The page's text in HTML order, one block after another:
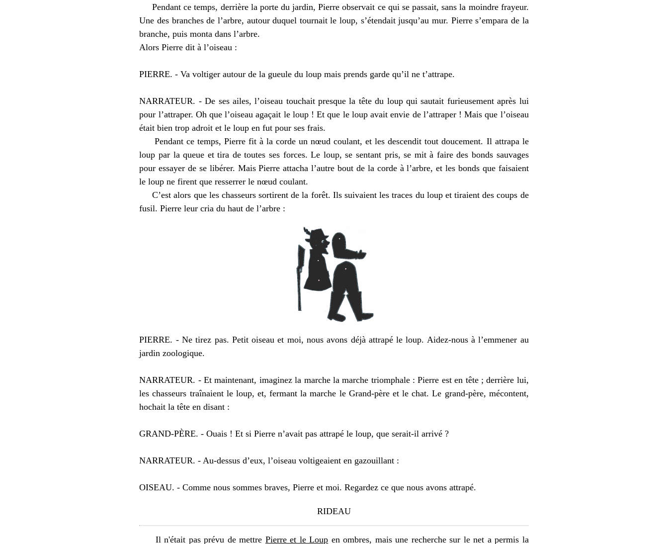
Pendant ce temps, derrière la porte du jardin, Pierre observait ce qui se passait, sans la moindre frayeur.
Une des branches de l’arbre, autour duquel tournait le loup, s’étendait jusqu’au mur. Pierre s’empara de la
branche, puis monta dans l’arbre.
Alors Pierre dit à l’oiseau :
PIERRE. - Va voltiger autour de la gueule du loup mais prends garde qu’il ne t’attrape.
NARRATEUR. - De ses ailes, l’oiseau touchait presque la tête du loup qui sautait furieusement après lui
pour l’attraper. Oh que l’oiseau agaçait le loup ! Et que le loup avait envie de l’attraper ! Mais que l’oiseau
était bien trop adroit et le loup en fut pour ses frais.
Pendant ce temps, Pierre fit à la corde un nœud coulant, et les descendit tout doucement. Il attrapa le
loup par la queue et tira de toutes ses forces. Le loup, se sentant pris, se mit à faire des bonds sauvages
pour essayer de se libérer. Mais Pierre attacha l’autre bout de la corde à l’arbre, et les bonds que faisaient
le loup ne firent que resserrer le nœud coulant.
C’est alors que les chasseurs sortirent de la forêt. Ils suivaient les traces du loup et tiraient des coups de
fusil. Pierre leur cria du haut de l’arbre :
PIERRE. - Ne tirez pas. Petit oiseau et moi, nous avons déjà attrapé le loup. Aidez-nous à l’emmener au
jardin zoologique.
NARRATEUR. - Et maintenant, imaginez la marche la marche triomphale : Pierre est en tête ; derrière lui,
les chasseurs traînaient le loup, et, fermant la marche le Grand-père et le chat. Le grand-père, mécontent,
hochait la tête en disant :
GRAND-PÈRE. - Ouais ! Et si Pierre n’avait pas attrapé le loup, que serait-il arrivé ?
NARRATEUR. - Au-dessus d’eux, l’oiseau voltigeaient en gazouillant :
OISEAU. - Comme nous sommes braves, Pierre et moi. Regardez ce que nous avons attrapé.
RIDEAU
Il n'était pas prévu de mettre Pierre et le Loup en ombres, mais une recherche sur le net a permis la